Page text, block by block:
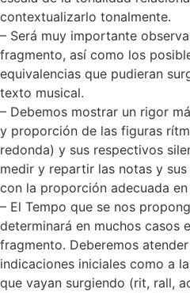
contextualizarlo tonalmente.
– Será muy importante
fragmento, así como los
equivalencias que pudieran
texto musical.
– Debemos mostrar un rigor
y proporción de las figuras
redonda) y sus respectivos
medir y repartir las notas y
con la proporción adecuada
– El Tempo que se nos
determinará en muchos casos
fragmento. Deberemos
indicaciones iniciales como a
que vayan surgiendo (rit, rall,